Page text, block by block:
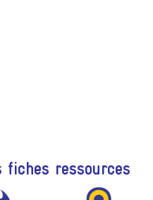
fiches ressources